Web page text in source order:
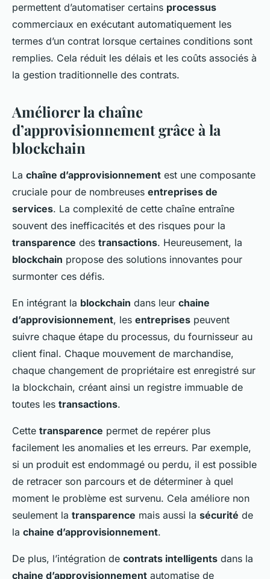
permettent d’automatiser certains processus
commerciaux en exécutant automatiquement les
termes d’un contrat lorsque certaines conditions sont
remplies. Cela réduit les délais et les coûts associés à
la gestion traditionnelle des contrats.
Améliorer la chaîne
d’approvisionnement grâce à la
blockchain
La chaîne d’approvisionnement est une composante
cruciale pour de nombreuses entreprises de
services. La complexité de cette chaîne entraîne
souvent des inefficacités et des risques pour la
transparence des transactions. Heureusement, la
blockchain propose des solutions innovantes pour
surmonter ces défis.
En intégrant la blockchain dans leur chaine
d’approvisionnement, les entreprises peuvent
suivre chaque étape du processus, du fournisseur au
client final. Chaque mouvement de marchandise,
chaque changement de propriétaire est enregistré sur
la blockchain, créant ainsi un registre immuable de
toutes les transactions.
Cette transparence permet de repérer plus
facilement les anomalies et les erreurs. Par exemple,
si un produit est endommagé ou perdu, il est possible
de retracer son parcours et de déterminer à quel
moment le problème est survenu. Cela améliore non
seulement la transparence mais aussi la sécurité de
la chaine d’approvisionnement.
De plus, l’intégration de contrats intelligents dans la
chaine d’approvisionnement automatise de